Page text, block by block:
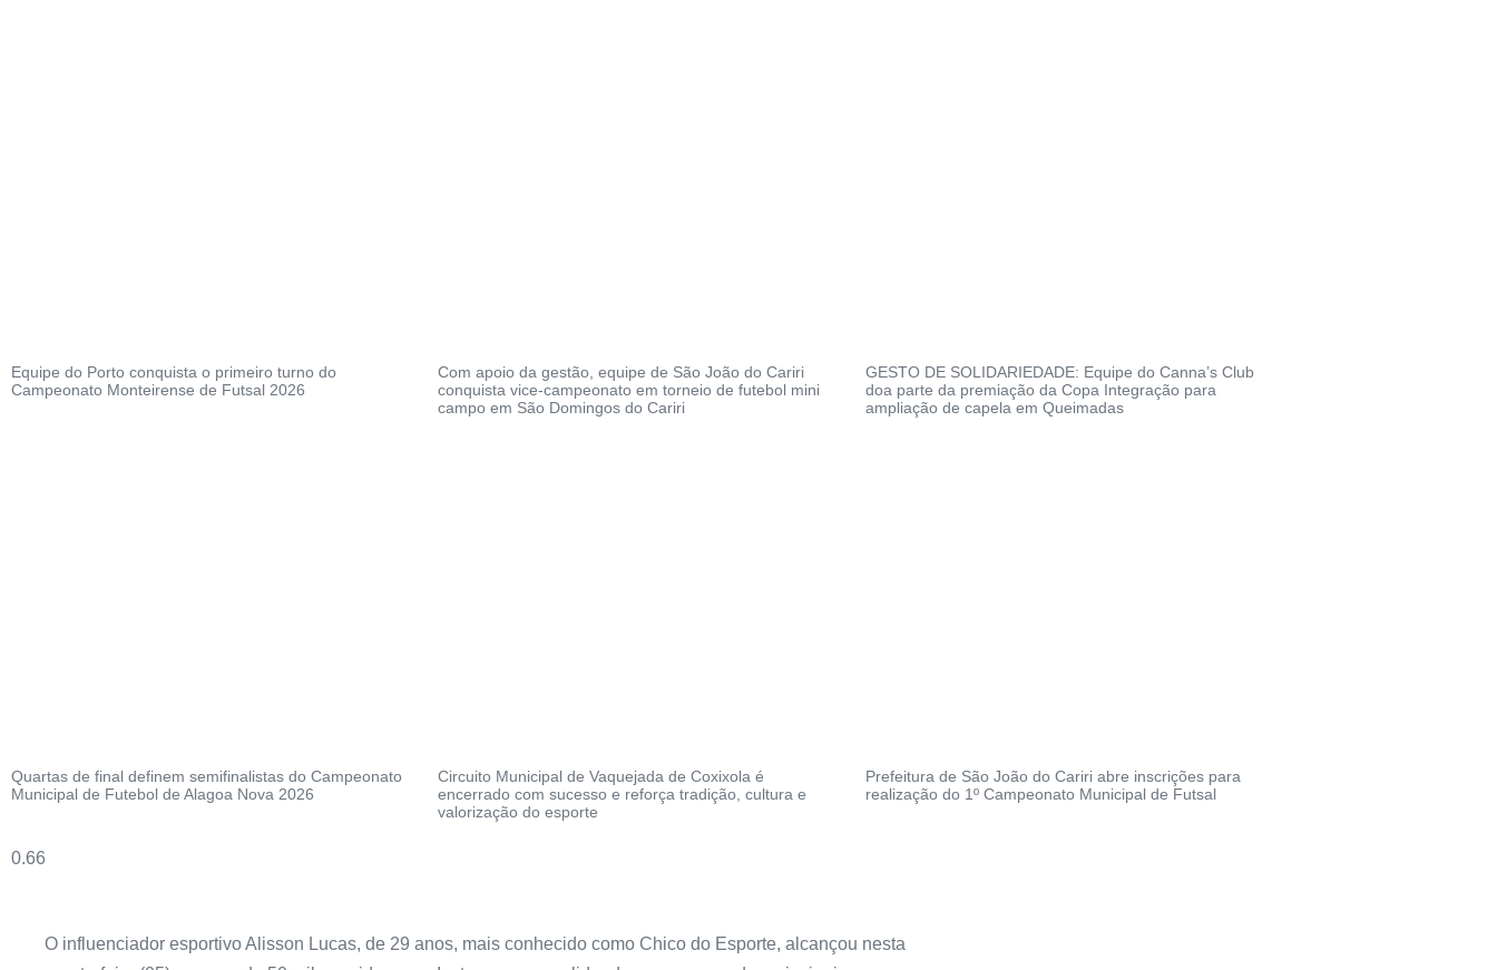
Equipe do Porto conquista o primeiro turno do
Campeonato Monteirense de Futsal 2026
Com apoio da gestão, equipe de São João do Cariri
conquista vice-campeonato em torneio de futebol mini
campo em São Domingos do Cariri
GESTO DE SOLIDARIEDADE: Equipe do Canna’s Club
doa parte da premiação da Copa Integração para
ampliação de capela em Queimadas
Quartas de final definem semifinalistas do Campeonato
Municipal de Futebol de Alagoa Nova 2026
Circuito Municipal de Vaquejada de Coxixola é
encerrado com sucesso e reforça tradição, cultura e
valorização do esporte
Prefeitura de São João do Cariri abre inscrições para
realização do 1º Campeonato Municipal de Futsal
O influenciador esportivo Alisson Lucas, de 29 anos, mais conhecido como Chico do Esporte, alcançou nesta